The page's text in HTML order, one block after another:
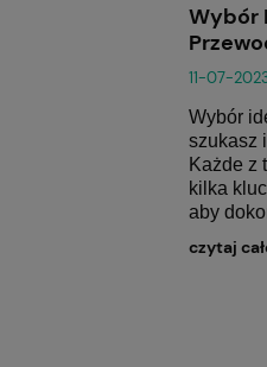
Wybór
11-07-
Wybór
szukasz
Każde z
kilka
aby
czytaj